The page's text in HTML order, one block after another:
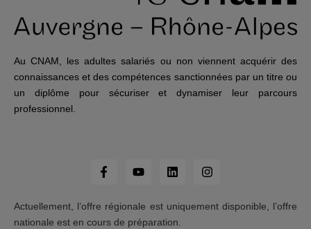
Au CNAM, les adultes salariés ou non viennent acquérir des
connaissances et des compétences sanctionnées par un titre ou
un diplôme pour sécuriser et dynamiser leur parcours
professionnel.
Actuellement, l’offre régionale est uniquement disponible, l’offre
nationale est en cours de préparation.